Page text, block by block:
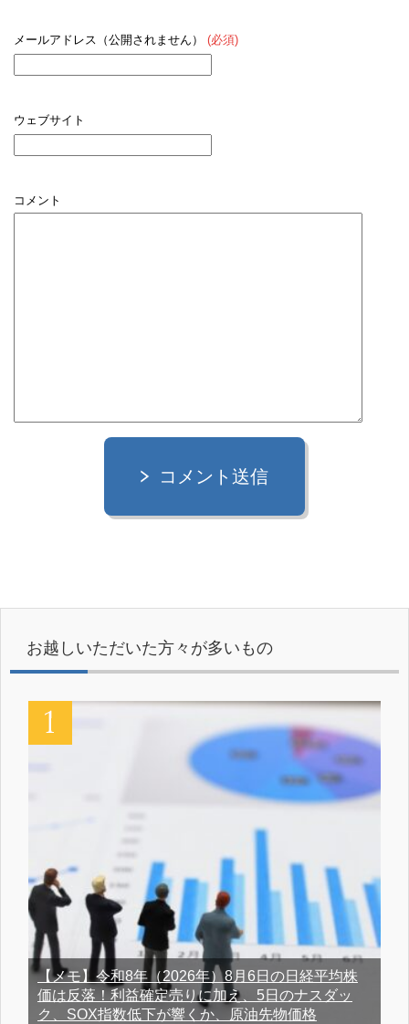
メールアドレス（公開されません） (必須)
ウェブサイト
コメント
コメント送信
お越しいただいた方々が多いもの
【メモ】令和8年（2026年）8月6日の日経平均株
価は反落！利益確定売りに加え、5日のナスダッ
ク、SOX指数低下が響くか、原油先物価格